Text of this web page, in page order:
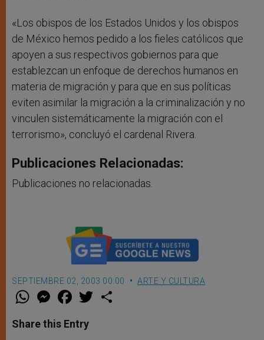
«Los obispos de los Estados Unidos y los obispos
de México hemos pedido a los fieles católicos que
apoyen a sus respectivos gobiernos para que
establezcan un enfoque de derechos humanos en
materia de migración y para que en sus políticas
eviten asimilar la migración a la criminalización y no
vinculen sistemáticamente la migración con el
terrorismo», concluyó el cardenal Rivera.
Publicaciones Relacionadas:
Publicaciones no relacionadas.
SEPTIEMBRE 02, 2003 00:00 ARTE Y CULTURA
W
t
s
M
e
s
e
F
a
e
b
w
Share this Entry